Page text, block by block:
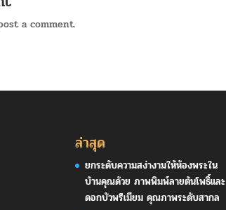
a comment.
ล่าสุด
ยกระดับความสง่างามให้ห้องพระใน
บ้านคุณด้วย ภาพพิมพ์ลายต้นโพธิ์และ
ดอกบัวพรีเมียม คุณภาพระดับสากล